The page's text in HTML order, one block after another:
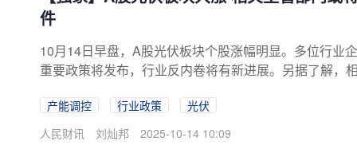
件
10月14日早盘，A股光伏板块个股涨幅明显。多位行业
重要政策将发布，行业反内卷将有新进展。另据了解，
产能调控 行业政策
光伏
人民财讯
刘灿邦 2025-10-14 10:09